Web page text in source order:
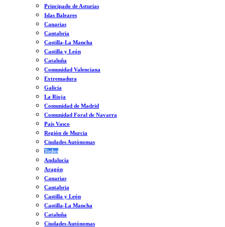
Principado de Asturias
Islas Baleares
Canarias
Cantabria
Castilla-La Mancha
Castilla y León
Cataluña
Comunidad Valenciana
Extremadura
Galicia
La Rioja
Comunidad de Madrid
Comunidad Foral de Navarra
País Vasco
Región de Murcia
Ciudades Autónomas
Todos
Andalucía
Aragón
Canarias
Cantabria
Castilla y León
Castilla-La Mancha
Cataluña
Ciudades Autónomas